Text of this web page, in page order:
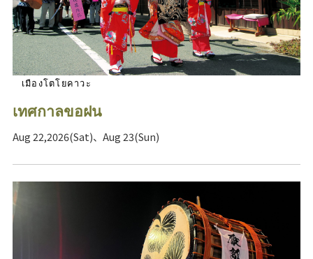
เมืองโตโยคาวะ
เทศกาลขอฝน
Aug 22,2026(Sat)、Aug 23(Sun)